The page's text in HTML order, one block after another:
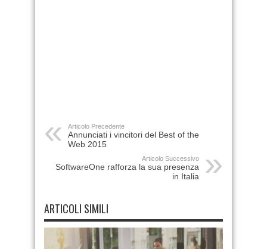
Articolo Precedente
Annunciati i vincitori del Best of the
Web 2015
Articolo Successivo
SoftwareOne rafforza la sua presenza
in Italia
ARTICOLI SIMILI